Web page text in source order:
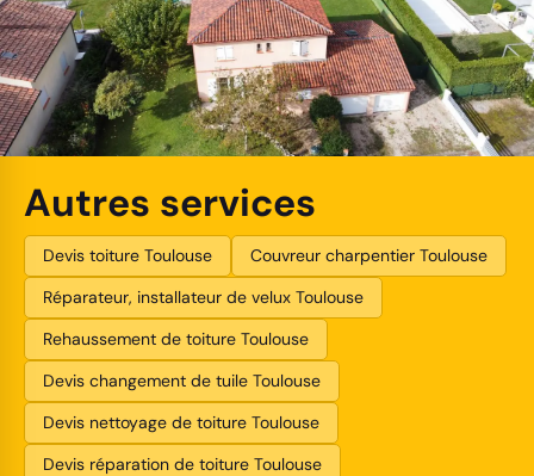
Autres services
Devis toiture Toulouse
Couvreur charpentier Toulouse
Réparateur, installateur de velux Toulouse
Rehaussement de toiture Toulouse
Devis changement de tuile Toulouse
Devis nettoyage de toiture Toulouse
Devis réparation de toiture Toulouse